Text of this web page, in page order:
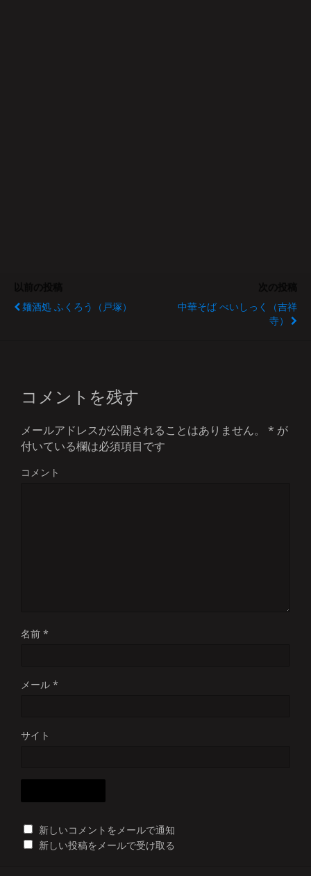
麺酒処 ふくろう（戸塚）
中華そば べいしっく（吉祥
寺）
コメントを残す
メールアドレスが公開されることはありません。 * が
付いている欄は必須項目です
コメント
名前 *
メール *
サイト
新しいコメントをメールで通知
新しい投稿をメールで受け取る